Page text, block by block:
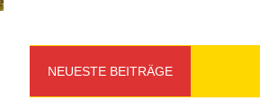
NEUESTE BEITRÄGE